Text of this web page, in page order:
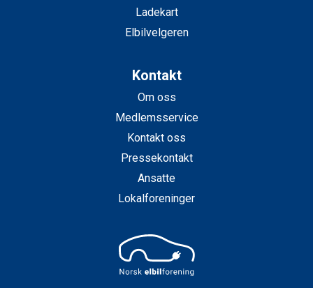
Ladekart
Elbilvelgeren
Kontakt
Om oss
Medlemsservice
Kontakt oss
Pressekontakt
Ansatte
Lokalforeninger